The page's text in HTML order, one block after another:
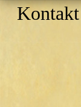
Kontakt